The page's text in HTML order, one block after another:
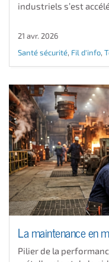
industriels s’est
21 avr. 2026
Santé sécurité, Fil d'info,
La maintenance en
Pilier de la